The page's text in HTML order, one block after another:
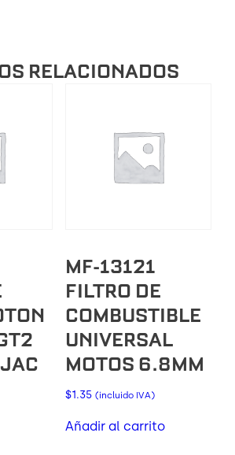
RELACIONADOS
MF-13121
FILTRO DE
COMBUSTIBLE
UNIVERSAL
MOTOS 6.8MM
$1.35 (incluido IVA)
Añadir al carrito